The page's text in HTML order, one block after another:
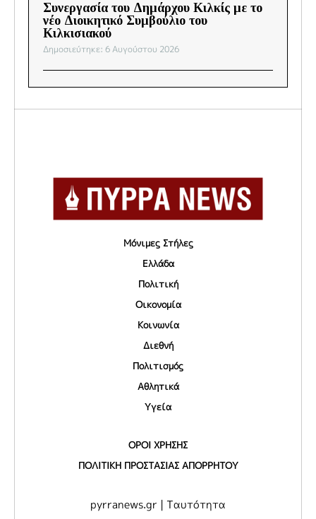
Συνεργασία του Δημάρχου Κιλκίς με το
νέο Διοικητικό Συμβούλιο του
Κιλκισιακού
Δημοσιεύτηκε: 6 Αυγούστου 2026
Μόνιμες Στήλες
Ελλάδα
Πολιτική
Οικονομία
Κοινωνία
Διεθνή
Πολιτισμός
Αθλητικά
Υγεία
ΟΡΟΙ ΧΡΗΣΗΣ
ΠΟΛΙΤΙΚΗ ΠΡΟΣΤΑΣΙΑΣ ΑΠΟΡΡΗΤΟΥ
pyrranews.gr | Ταυτότητα